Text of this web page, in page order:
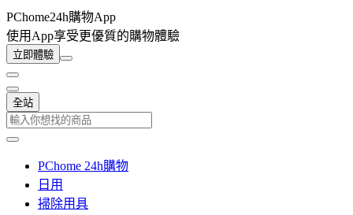
PChome24h購物App
使用App享受更優質的購物體驗
立即體驗
全站
PChome 24h購物
日用
掃除用具